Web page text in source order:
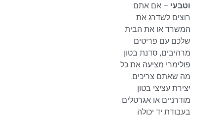
וטבעי – אם אתם
רוצים לשדרג את
המשרד או את הבית
שלכם עם פריטים
מרהיבים, סדנת בטון
פולימרי מציעה את כל
מה שאתם צריכים.
יצירת עציצי בטון
מודרניים או אגרטלים
בעבודת יד יכולה